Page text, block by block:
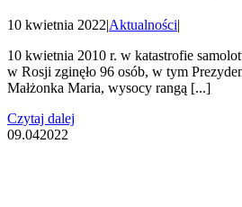
10 kwietnia 2022|Aktualności|
10 kwietnia 2010 r. w katastrofie
w Rosji zginęło 96 osób, w tym
Małżonka Maria, wysocy rangą [...]
Czytaj dalej
09.042022